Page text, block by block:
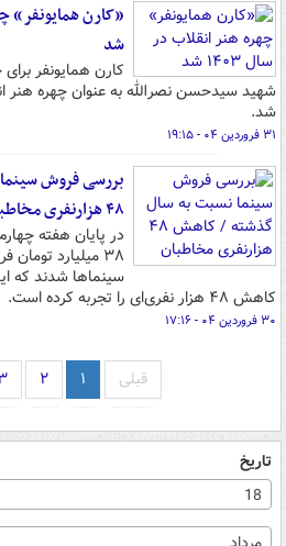
شد
کارن همایونفر
شد.
۳۱ فروردین ۰۴ - ۱۹:۱۵
بررسی فروش
۴۸ هزارنفری مخاطبان سینما
در پایان هفته
سینماها شدند که
کاهش ۴۸ هزار نفری‌ای را تجربه کرده است.
۳۰ فروردین ۰۴ - ۱۷:۱۶
قبلی ۱ ۲
تاریخ
18